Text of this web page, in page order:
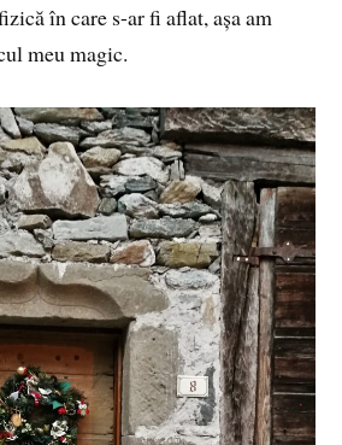
în care s-ar fi aflat, așa am
meu magic.